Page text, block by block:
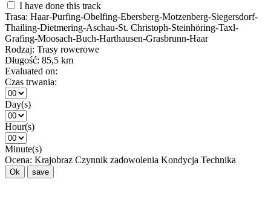
I have done this track
Trasa: Haar-Purfing-Obelfing-Ebersberg-Motzenberg-Siegersdorf-
Thailing-Dietmering-Aschau-St. Christoph-Steinhöring-Taxl-
Grafing-Moosach-Buch-Harthausen-Grasbrunn-Haar
Rodzaj: Trasy rowerowe
Długość: 85,5 km
Evaluated on:
Czas trwania:
Day(s)
Hour(s)
Minute(s)
Ocena: Krajobraz Czynnik zadowolenia Kondycja Technika
Ok save